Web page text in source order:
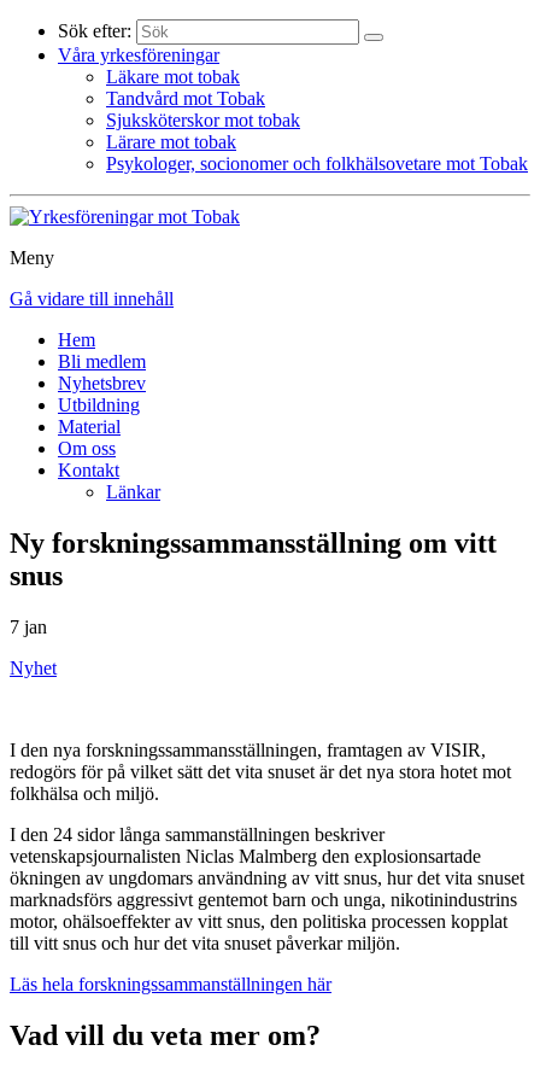
Sök efter:
Våra yrkesföreningar
Läkare mot tobak
Tandvård mot Tobak
Sjuksköterskor mot tobak
Lärare mot tobak
Psykologer, socionomer och folkhälsovetare mot Tobak
Meny
Gå vidare till innehåll
Hem
Bli medlem
Nyhetsbrev
Utbildning
Material
Om oss
Kontakt
Länkar
Ny forskningssammansställning om vitt
snus
7 jan
Nyhet
I den nya forskningssammansställningen, framtagen av VISIR,
redogörs för på vilket sätt det vita snuset är det nya stora hotet mot
folkhälsa och miljö.
I den 24 sidor långa sammanställningen beskriver
vetenskapsjournalisten Niclas Malmberg den explosionsartade
ökningen av ungdomars användning av vitt snus, hur det vita snuset
marknadsförs aggressivt gentemot barn och unga, nikotinindustrins
motor, ohälsoeffekter av vitt snus, den politiska processen kopplat
till vitt snus och hur det vita snuset påverkar miljön.
Läs hela forskningssammanställningen här
Vad vill du veta mer om?